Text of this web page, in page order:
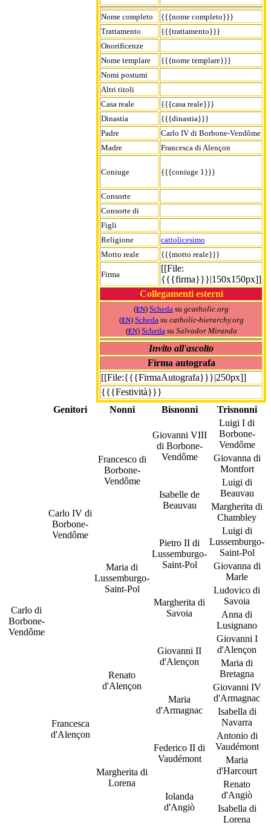
Nome completo
{{{nome completo}}}
Trattamento
{{{trattamento}}}
Onorificenze
Nome templare
{{{nome templare}}}
Nomi postumi
Altri titoli
Casa reale
{{{casa reale}}}
Dinastia
{{{dinastia}}}
Padre
Carlo IV di Borbone-Vendôme
Madre
Francesca di Alençon
Coniuge {{{coniuge 1}}}
Consorte
Consorte di
Figli
Religione
cattolicesimo
Motto reale
{{{motto reale}}}
Firma
[[File:
{{{firma}}}|150x150px]]
Collegamenti esterni
(EN) Scheda su gcatholic.org
(EN) Scheda su catholic-hierarchy.org
(EN) Scheda su Salvador Miranda
Invito all'ascolto
Firma autografa
[[File:{{{FirmaAutografa}}}|250px]]
{{{Festività}}}
Genitori
Nonni Bisnonni Trisnonni
Carlo di
Borbone-
Vendôme
Carlo IV di
Borbone-
Vendôme
Francesco di
Borbone-
Vendôme
Giovanni VIII
di Borbone-
Vendôme
Luigi I di
Borbone-
Vendôme
Giovanna di
Montfort
Isabelle de
Beauvau
Luigi di
Beauvau
Margherita di
Chambley
Maria di
Lussemburgo-
Saint-Pol
Pietro II di
Lussemburgo-
Saint-Pol
Luigi di
Lussemburgo-
Saint-Pol
Giovanna di
Marle
Margherita di
Savoia
Ludovico di
Savoia
Anna di
Lusignano
Francesca
d'Alençon
Renato
d'Alençon
Giovanni II
d'Alençon
Giovanni I
d'Alençon
Maria di
Bretagna
Maria
d'Armagnac
Giovanni IV
d'Armagnac
Isabella di
Navarra
Margherita di
Lorena
Federico II di
Vaudémont
Antonio di
Vaudémont
Maria
d'Harcourt
Iolanda
d'Angiò
Renato
d'Angiò
Isabella di
Lorena